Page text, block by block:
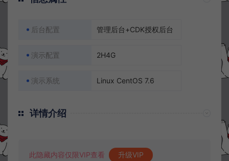
后台配置 管理后台+CDK授权后台
演示配置 2H4G
演示系统 Linux CentOS 7.6
详情介绍
此隐藏内容仅限VIP查看 升级VIP